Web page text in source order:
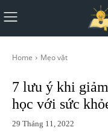
Home Mẹo vặt
7 lưu ý khi
học với sức
29 Tháng 11, 2022